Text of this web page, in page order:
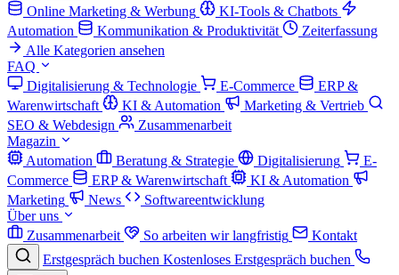
Online Marketing & Werbung
KI-Tools & Chatbots
Automation
Kommunikation & Produktivität
Zeiterfassung
Alle Kategorien ansehen
FAQ
Digitalisierung & Technologie
E-Commerce
ERP &
Warenwirtschaft
KI & Automation
Marketing & Vertrieb
SEO & Webdesign
Zusammenarbeit
Magazin
Automation
Beratung & Strategie Digitalisierung
E-
Commerce
ERP & Warenwirtschaft
KI & Automation
Marketing
News
Softwareentwicklung
Über uns
Zusammenarbeit
So arbeiten wir langfristig
Kontakt
Erstgespräch buchen Kostenloses Erstgespräch buchen